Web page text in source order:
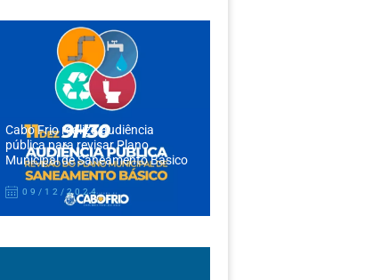
Cabo Frio realiza audiência
pública para revisar Plano
Municipal de Saneamento Básico
09/12/2024